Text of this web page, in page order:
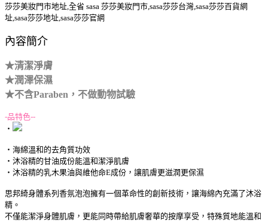
莎莎美妝門市地址,全省 sasa 莎莎美妝門市,sasa莎莎台灣,sasa莎莎百貨網
址,sasa莎莎地址,sasa莎莎官網
內容簡介
★清潔淨膚
★潤澤保濕
★不含Paraben，不做動物試驗
-品特色--
‧
‧海綿溫和的去角質功效
‧沐浴精的甘油成份能溫和潔淨肌膚
‧沐浴精的乳木果油與維他命E成份，讓肌膚更滋潤更保濕
思邦綺身體系列香氛泡泡擁有一個革命性的創新技術，讓海綿內充滿了沐浴
精。
不僅能潔淨身體肌膚，更能同時帶給肌膚奢華的按摩享受，特殊質地能溫和